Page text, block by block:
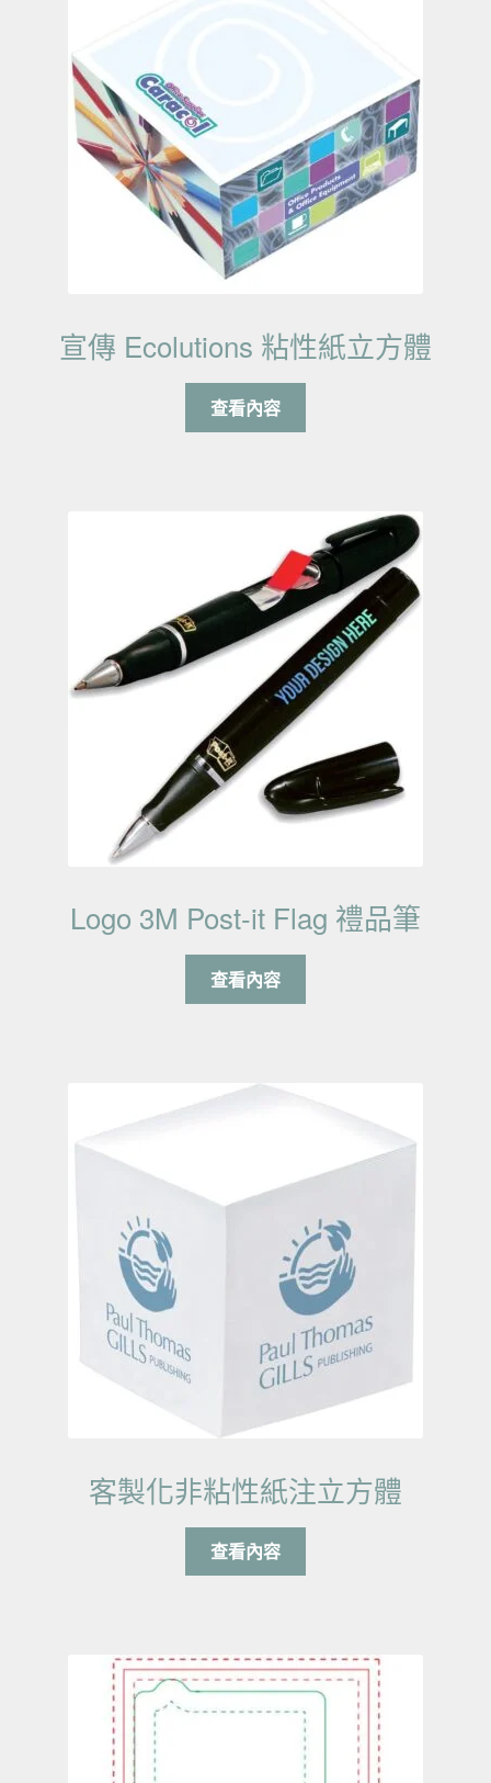
宣傳 Ecolutions 粘性紙立方體
查看內容
Logo 3M Post-it Flag 禮品筆
查看內容
客製化非粘性紙注立方體
查看內容